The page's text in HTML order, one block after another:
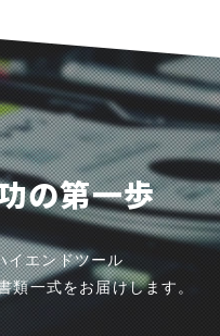
の第一歩
イエンドツール
類一式をお届けします。